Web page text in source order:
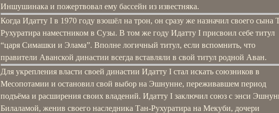
Иншушинака и пожертвовал ему бассейн из известняка.
Когда Идатту I в 1970 году взошёл на трон, он сразу же назначил своего сына
Рухуратира наместником в Сузы. В том же году Идатту I присвоил себе титул
“царя Симашки и Элама”. Вполне логичный титул, если вспомнить, что
правители Аванской династии всегда вставляли в свой титул родной Аван.
Для укрепления власти своей династии Идатту I стал искать союзников в
Месопотамии и остановил свой выбор на Эшнунне, переживавшем период
подъёма и расширения своих владений. Идатту I заключил союз с энси
Билаламой, женив своего наследника Тан-Рухуратира на Мекуби, дочери